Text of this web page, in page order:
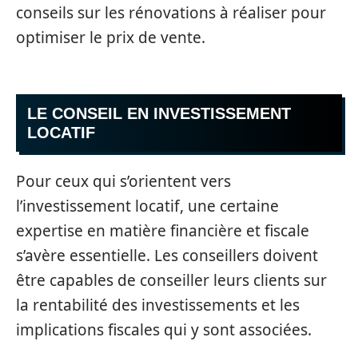
conseils sur les rénovations à réaliser pour
optimiser le prix de vente.
LE CONSEIL EN INVESTISSEMENT
LOCATIF
Pour ceux qui s’orientent vers
l’investissement locatif, une certaine
expertise en matière financière et fiscale
s’avère essentielle. Les conseillers doivent
être capables de conseiller leurs clients sur
la rentabilité des investissements et les
implications fiscales qui y sont associées.